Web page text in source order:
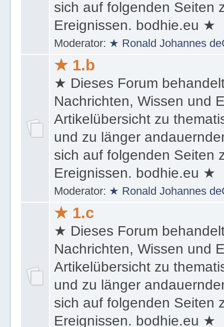
und zu länger
sich auf folgenden Seiten
Ereignissen. bodhie.eu ★
Moderator:
★ 1.b
★ Dieses Forum
Nachrichten, Wissen und
Artikelübersicht zu
und zu länger
sich auf folgenden Seiten
Ereignissen. bodhie.eu ★
Moderator:
★ 1.c
★ Dieses Forum
Nachrichten, Wissen und
Artikelübersicht zu
und zu länger
sich auf folgenden Seiten